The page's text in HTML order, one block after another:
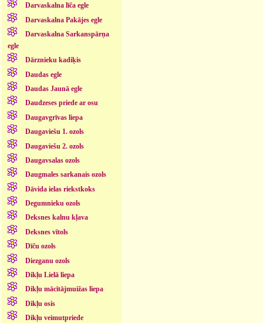
Darvaskalna līča egle
Darvaskalna Pakājes egle
Darvaskalna Sarkanspārņa
egle
Dārznieku kadiķis
Daudas egle
Daudas Jaunā egle
Daudzeses priede ar osu
Daugavgrīvas liepa
Daugaviešu 1. ozols
Daugaviešu 2. ozols
Daugavsalas ozols
Daugmales sarkanais ozols
Dāvida ielas riekstkoks
Degumnieku ozols
Deksnes kalnu kļava
Deksnes vītols
Dīču ozols
Diezganu ozols
Dikļu Lielā liepa
Dikļu mācītājmuižas liepa
Dikļu osis
Dikļu veimutpriede